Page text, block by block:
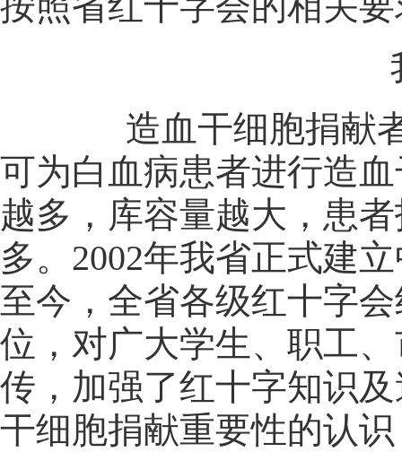
我
造血干细胞捐献者资
可为白血病患者进行造
越多，库容量越大，患
多。2002年我省正式建
至今，全省各级红十字
位，对广大学生、职工
传，加强了红十字知识
干细胞捐献重要性的认